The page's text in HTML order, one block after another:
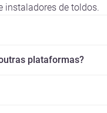
instaladores de toldos.
plataformas?